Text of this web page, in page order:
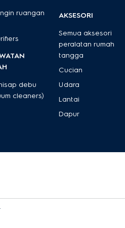
ruangan
debu
cleaners)
AKSESORI
Semua aksesori
peralatan rumah
tangga
Cucian
Udara
Lantai
Dapur